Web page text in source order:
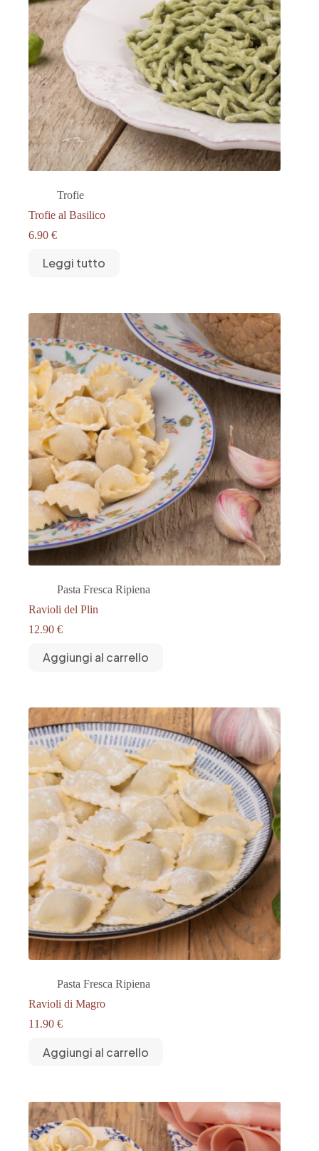
Trofie
Trofie al Basilico
6.90 €
Leggi tutto
Pasta Fresca Ripiena
Ravioli del Plin
12.90 €
Aggiungi al carrello
Pasta Fresca Ripiena
Ravioli di Magro
11.90 €
Aggiungi al carrello